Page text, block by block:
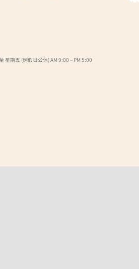
星期五 (例假日公休) AM 9:00 – PM 5:00